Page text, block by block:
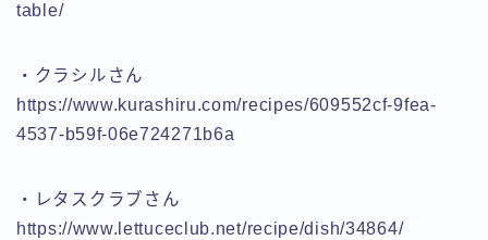
table/
・クラシルさん
https://www.kurashiru.com/recipes/609552cf-9fea-
4537-b59f-06e724271b6a
・レタスクラブさん
https://www.lettuceclub.net/recipe/dish/34864/